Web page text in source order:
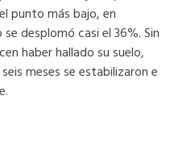
punto más bajo, en
desplomó casi el 36%. Sin
haber hallado su suelo,
meses se estabilizaron e